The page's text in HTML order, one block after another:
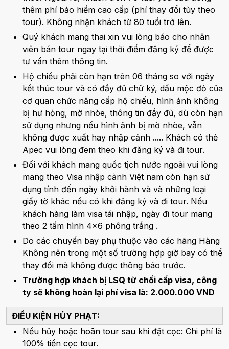
thêm phí bảo hiểm cao cấp (phí thay đổi tùy theo
tour). Không nhận khách từ 80 tuổi trở lên.
Quý khách mang thai xin vui lòng báo cho nhân
viên bán tour ngay tại thời điểm đăng ký để được
tư vấn thêm thông tin.
Hộ chiếu phải còn hạn trên 06 tháng so với ngày
kết thúc tour và có đầy đủ chữ ký, dấu mộc đỏ của
cơ quan chức năng cấp hộ chiếu, hình ảnh không
bị hư hỏng, mờ nhòe, thông tin đầy đủ, dù còn hạn
sử dụng nhưng nếu hình ảnh bị mờ nhòe, vẫn
không được xuất hay nhập cảnh ..... Khách có thẻ
Apec vui lòng đem theo khi đăng ký và đi tour.
Đối với khách mang quốc tịch nước ngoài vui lòng
mang theo Visa nhập cảnh Việt nam còn hạn sử
dụng tính đến ngày khởi hành và và những loại
giấy tờ khác nếu có khi đăng ký và đi tour. Nếu
khách hàng làm visa tái nhập, ngày đi tour mang
theo 2 tấm hình 4x6 phông trắng .
Do các chuyến bay phụ thuộc vào các hãng Hàng
Không nên trong một số trường hợp giờ bay có thể
thay đổi mà không được thông báo trước.
Trường hợp khách bị LSQ từ chối cấp visa, công
ty sẽ không hoàn lại phí visa là: 2.000.000 VND
ĐIỀU KIỆN HỦY PHẠT:
Nếu hủy hoặc hoãn tour sau khi đặt cọc: Chi phí là
100% tiền cọc tour.